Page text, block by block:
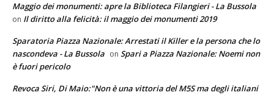
Maggio dei monumenti: apre la Biblioteca Filangieri - La Bussola
on Il diritto alla felicità: il maggio dei monumenti 2019
Sparatoria Piazza Nazionale: Arrestati il Killer e la persona che lo
nascondeva - La Bussola on Spari a Piazza Nazionale: Noemi non
è fuori pericolo
Revoca Siri, Di Maio:"Non è una vittoria del M5S ma degli italiani